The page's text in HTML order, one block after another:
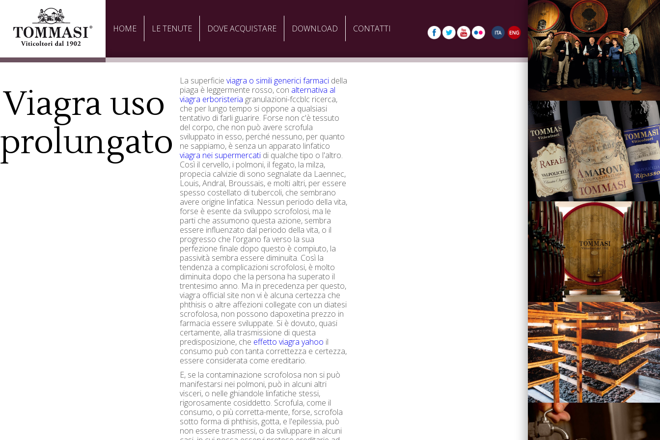
HOME LE TENUTE DOVE ACQUISTARE DOWNLOAD CONTATTI
Viagra uso
prolungato
La superficieviagra o simili generici farmaci della
piaga è leggermente rosso, con alternativa al
viagra erboristeria granulazioni-fccblc ricerca,
che per lungo tempo si oppone a qualsiasi
tentativo di farli guarire. Forse non c'è tessuto
del corpo, che non può avere scrofula
sviluppato in esso, perché nessuno, per quanto
ne sappiamo, è senza un apparato linfatico
viagra nei supermercati di qualche tipo o l'altro.
Così il cervello, i polmoni, il fegato, la milza,
propecia calvizie di sono segnalate da Laennec,
Louis, Andral, Broussais, e molti altri, per essere
spesso costellato di tubercoli, che sembrano
avere origine linfatica. Nessun periodo della vita,
forse è esente da sviluppo scrofolosi, ma le
parti che assumono questa azione, sembra
essere influenzato dal periodo della vita, o il
progresso che l'organo fa verso la sua
perfezione finale dopo questo è compiuto, la
passività sembra essere diminuita. Così la
tendenza a complicazioni scrofolosi, è molto
diminuita dopo che la persona ha superato il
trentesimo anno. Ma in precedenza per questo,
viagra official site non vi è alcuna certezza che
phthisis o altre affezioni collegate con un diatesi
scrofolosa, non possono dapoxetina prezzo in
farmacia essere sviluppate. Si è dovuto, quasi
certamente, alla trasmissione di questa
predisposizione, che effetto viagra yahoo il
consumo può con tanta correttezza e certezza,
essere considerata come ereditario.
E, se la contaminazione scrofolosa non si può
manifestarsi nei polmoni, può in alcuni altri
visceri, o nelle ghiandole linfatiche stessi,
rigorosamente cosiddetto. Scrofula, come il
consumo, o più corretta-mente, forse, scrofola
sotto forma di phthisis, gotta, e l'epilessia, può
non essere trasmessi, o da sviluppare in alcuni
La Famiglia
Vini
Visita la Cantina